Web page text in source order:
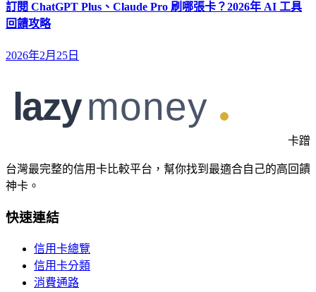
訂閱 ChatGPT Plus、Claude Pro 刷哪張卡？2026年 AI 工具
回饋攻略
2026年2月25日
卡蹭
台灣最完整的信用卡比較平台，幫你找到最適合自己的高回饋
神卡。
快速連結
信用卡總覽
信用卡分類
消費通路